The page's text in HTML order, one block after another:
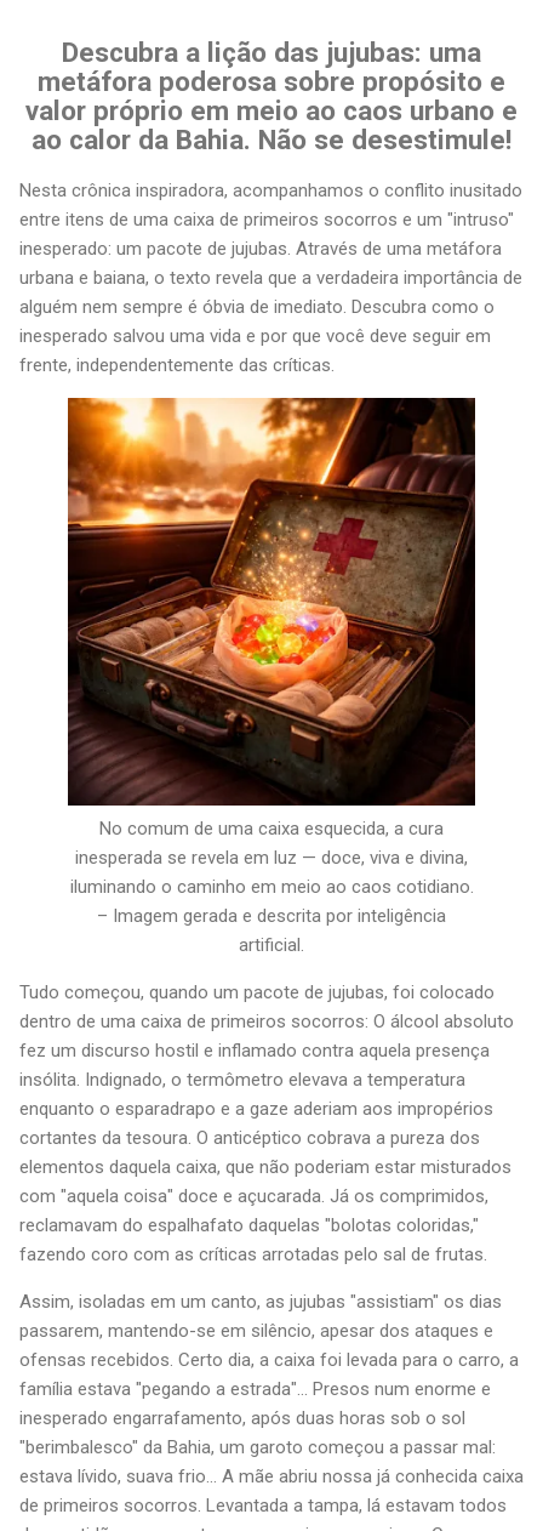
Descubra a lição das jujubas: uma
metáfora poderosa sobre propósito e
valor próprio em meio ao caos urbano e
ao calor da Bahia. Não se desestimule!
Nesta crônica inspiradora, acompanhamos o conflito inusitado
entre itens de uma caixa de primeiros socorros e um "intruso"
inesperado: um pacote de jujubas. Através de uma metáfora
urbana e baiana, o texto revela que a verdadeira importância de
alguém nem sempre é óbvia de imediato. Descubra como o
inesperado salvou uma vida e por que você deve seguir em
frente, independentemente das críticas.
No comum de uma caixa esquecida, a cura
inesperada se revela em luz — doce, viva e divina,
iluminando o caminho em meio ao caos cotidiano.
– Imagem gerada e descrita por inteligência
artificial.
Tudo começou, quando um pacote de jujubas, foi colocado
dentro de uma caixa de primeiros socorros: O álcool absoluto
fez um discurso hostil e inflamado contra aquela presença
insólita. Indignado, o termômetro elevava a temperatura
enquanto o esparadrapo e a gaze aderiam aos impropérios
cortantes da tesoura. O anticéptico cobrava a pureza dos
elementos daquela caixa, que não poderiam estar misturados
com "aquela coisa" doce e açucarada. Já os comprimidos,
reclamavam do espalhafato daquelas "bolotas coloridas,"
fazendo coro com as críticas arrotadas pelo sal de frutas.
Assim, isoladas em um canto, as jujubas "assistiam" os dias
passarem, mantendo-se em silêncio, apesar dos ataques e
ofensas recebidos. Certo dia, a caixa foi levada para o carro, a
família estava "pegando a estrada"... Presos num enorme e
inesperado engarrafamento, após duas horas sob o sol
"berimbalesco" da Bahia, um garoto começou a passar mal:
estava lívido, suava frio... A mãe abriu nossa já conhecida caixa
de primeiros socorros. Levantada a tampa, lá estavam todos